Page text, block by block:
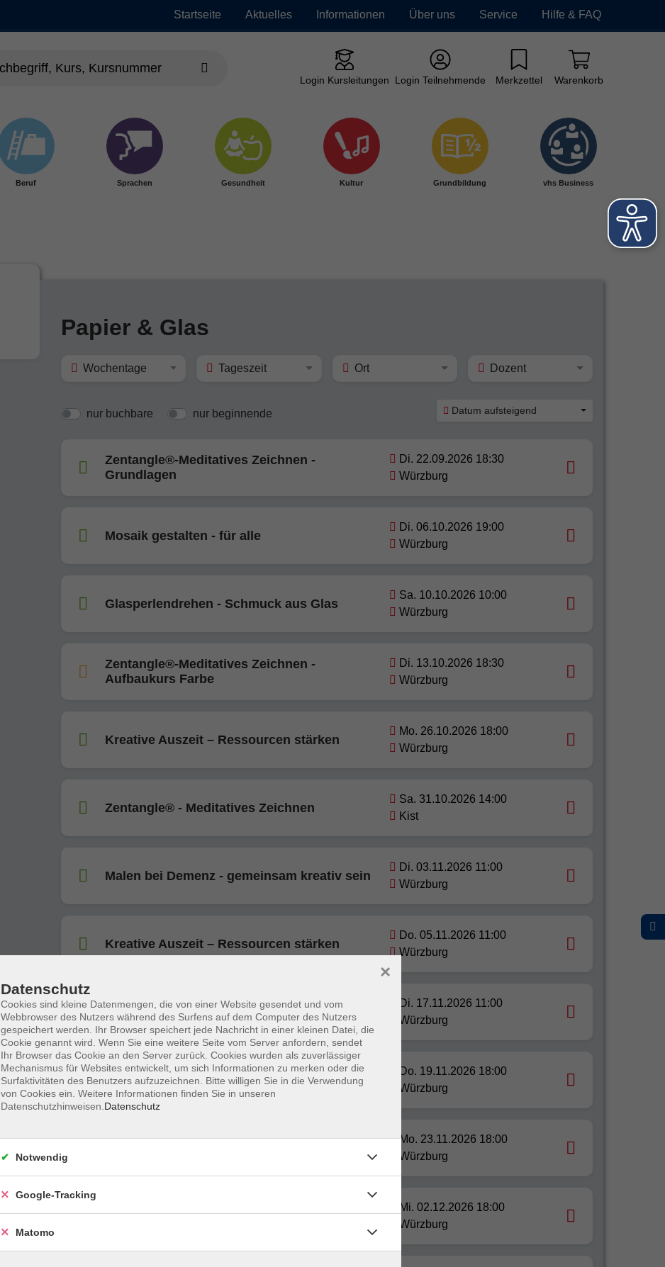
Startseite Aktuelles Informationen Über uns Service Hilfe & FAQ
Login Kursleitungen Login Teilnehmende Merkzettel Warenkorb
Beruf Sprachen Gesundheit Kultur Grundbildung vhs Business
Papier & Glas
Wochentage Tageszeit Ort Dozent
nur buchbare nur beginnende Datum aufsteigend
Zentangle®-Meditatives Zeichnen -
Grundlagen
Di. 22.09.2026 18:30
Würzburg
Mosaik gestalten - für alle
Di. 06.10.2026 19:00
Würzburg
Glasperlendrehen - Schmuck aus Glas
Sa. 10.10.2026 10:00
Würzburg
Zentangle®-Meditatives Zeichnen -
Aufbaukurs Farbe
Di. 13.10.2026 18:30
Würzburg
Kreative Auszeit – Ressourcen stärken
Mo. 26.10.2026 18:00
Würzburg
Zentangle® - Meditatives Zeichnen
Sa. 31.10.2026 14:00
Kist
Malen bei Demenz - gemeinsam kreativ sein
Di. 03.11.2026 11:00
Würzburg
Kreative Auszeit – Ressourcen stärken
Do. 05.11.2026 11:00
Würzburg
Malen zur Prävention -
Kreativität als Weg zu mehr Ausgeglichenheit
Di. 17.11.2026 11:00
Würzburg
Kreative Auszeit für pflegende Angehörige -
Entlastung und neue Kraft schöpfen
Do. 19.11.2026 18:00
Würzburg
Kreatives Stressmanagement -
Mo. 23.11.2026 18:00
Würzburg
Kreatives Gedächtnistraining -
Mi. 02.12.2026 18:00
Würzburg
Datenschutz
Cookies sind kleine Datenmengen, die von einer Website gesendet und vom
Webbrowser des Nutzers während des Surfens auf dem Computer des Nutzers
gespeichert werden. Ihr Browser speichert jede Nachricht in einer kleinen Datei, die
Cookie genannt wird. Wenn Sie eine weitere Seite vom Server anfordern, sendet
Ihr Browser das Cookie an den Server zurück. Cookies wurden als zuverlässiger
Mechanismus für Websites entwickelt, um sich Informationen zu merken oder die
Surfaktivitäten des Benutzers aufzuzeichnen. Bitte willigen Sie in die Verwendung
von Cookies ein. Weitere Informationen finden Sie in unseren
Datenschutzhinweisen. Datenschutz
×
Notwendig
Google-Tracking
Matomo